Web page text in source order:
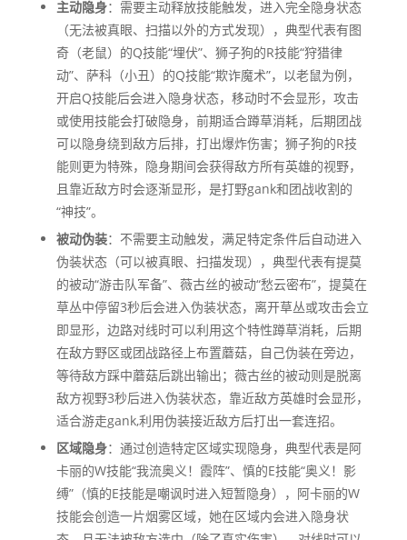
主动隐身：需要主动释放技能触发，进入完全隐身状态
（无法被真眼、扫描以外的方式发现），典型代表有图
奇（老鼠）的Q技能“埋伏”、狮子狗的R技能“狩猎律
动”、萨科（小丑）的Q技能“欺诈魔术”，以老鼠为例，
开启Q技能后会进入隐身状态，移动时不会显形，攻击
或使用技能会打破隐身，前期适合蹲草消耗，后期团战
可以隐身绕到敌方后排，打出爆炸伤害；狮子狗的R技
能则更为特殊，隐身期间会获得敌方所有英雄的视野，
且靠近敌方时会逐渐显形，是打野gank和团战收割的
“神技”。
被动伪装：不需要主动触发，满足特定条件后自动进入
伪装状态（可以被真眼、扫描发现），典型代表有提莫
的被动“游击队军备”、薇古丝的被动“愁云密布”，提莫在
草丛中停留3秒后会进入伪装状态，离开草丛或攻击会立
即显形，边路对线时可以利用这个特性蹲草消耗，后期
在敌方野区或团战路径上布置蘑菇，自己伪装在旁边，
等待敌方踩中蘑菇后跳出输出；薇古丝的被动则是脱离
敌方视野3秒后进入伪装状态，靠近敌方英雄时会显形，
适合游走gank,利用伪装接近敌方后打出一套连招。
区域隐身：通过创造特定区域实现隐身，典型代表是阿
卡丽的W技能“我流奥义！霞阵”、慎的E技能“奥义！影
缚”（慎的E技能是嘲讽时进入短暂隐身），阿卡丽的W
技能会创造一片烟雾区域，她在区域内会进入隐身状